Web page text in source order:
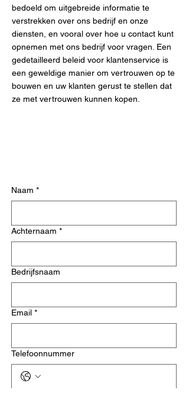
bedoeld om uitgebreide informatie te
verstrekken over ons bedrijf en onze
diensten, en vooral over hoe u contact kunt
opnemen met ons bedrijf voor vragen. Een
gedetailleerd beleid voor klantenservice is
een geweldige manier om vertrouwen op te
bouwen en uw klanten gerust te stellen dat
ze met vertrouwen kunnen kopen.
Naam *
Achternaam *
Bedrijfsnaam
Email *
Telefoonnummer